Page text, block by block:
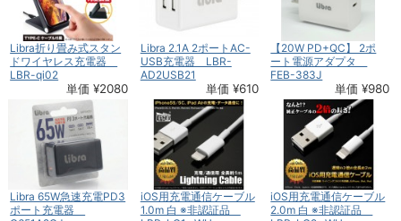
Libra折り畳み式スタン
ドワイヤレス充電器
LBR-qi02
単価 ¥2080
Libra 2.1A 2ポートAC-
USB充電器 LBR-
AD2USB21
単価 ¥610
【20W PD+QC】 2ポ
ート電源アダプタ
FEB-383J
単価 ¥980
Libra 65W急速充電PD3
ポート充電器
iOS用充電通信ケーブル
1.0m 白 ※非認証品
iOS用充電通信ケーブル
2.0m 白 ※非認証品